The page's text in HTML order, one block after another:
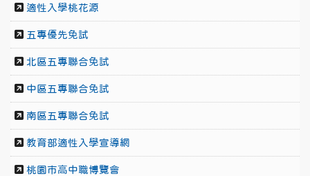
適性入學桃花源
五專優先免試
北區五專聯合免試
中區五專聯合免試
南區五專聯合免試
教育部適性入學宣導網
桃園市高中職博覽會